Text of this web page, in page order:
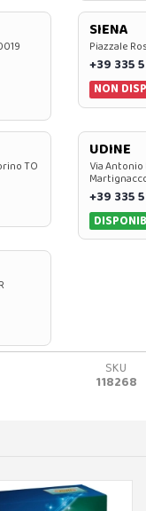
SIENA
Piazzale
+39 335
NON
TO
UDINE
Via Antonio
+39 335
SKU
118268